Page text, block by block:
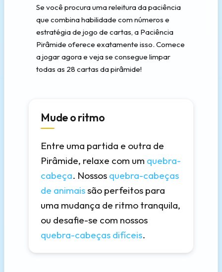
Se você procura uma releitura da paciência
que combina habilidade com números e
estratégia de jogo de cartas, a Paciência
Pirâmide oferece exatamente isso. Comece
a jogar agora e veja se consegue limpar
todas as 28 cartas da pirâmide!
Mude o ritmo
Entre uma partida e outra de
Pirâmide, relaxe com um quebra-
cabeça. Nossos quebra-cabeças
de animaissão perfeitos para
uma mudança de ritmo tranquila,
ou desafie-se com nossos
quebra-cabeças difíceis.